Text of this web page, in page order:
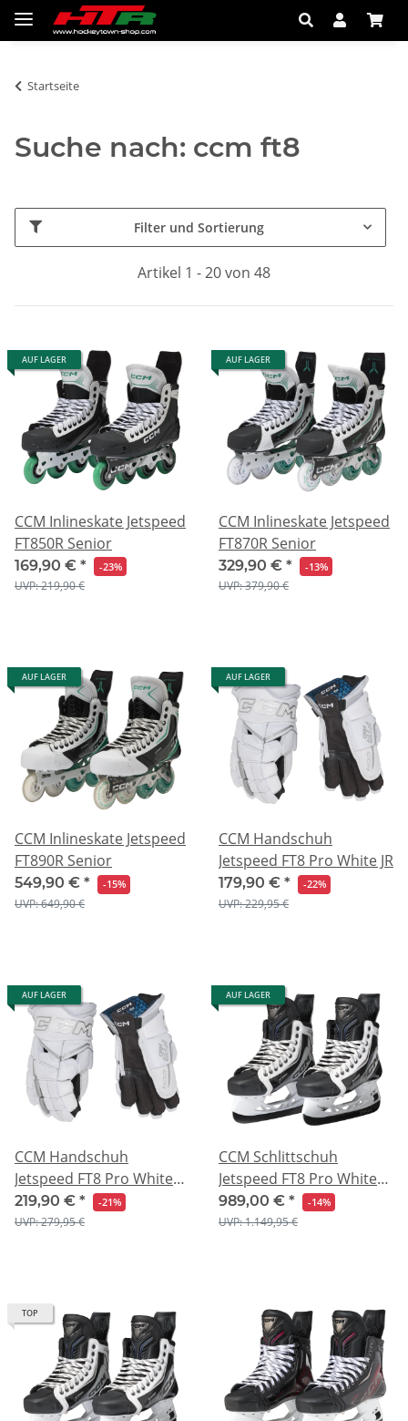
Startseite
Suche nach: ccm ft8
Filter und Sortierung
Artikel 1 - 20 von 48
AUF LAGER
CCM Inlineskate Jetspeed
FT850R Senior
169,90 € * -23%
UVP: 219,90 €
AUF LAGER
CCM Inlineskate Jetspeed
FT870R Senior
329,90 € * -13%
UVP: 379,90 €
AUF LAGER
CCM Inlineskate Jetspeed
FT890R Senior
549,90 € * -15%
UVP: 649,90 €
AUF LAGER
CCM Handschuh
Jetspeed FT8 Pro White JR
179,90 € * -22%
UVP: 229,95 €
AUF LAGER
CCM Handschuh
Jetspeed FT8 Pro White
SR
219,90 € * -21%
UVP: 279,95 €
AUF LAGER
CCM Schlittschuh
Jetspeed FT8 Pro White
Int
989,00 € * -14%
UVP: 1.149,95 €
TOP